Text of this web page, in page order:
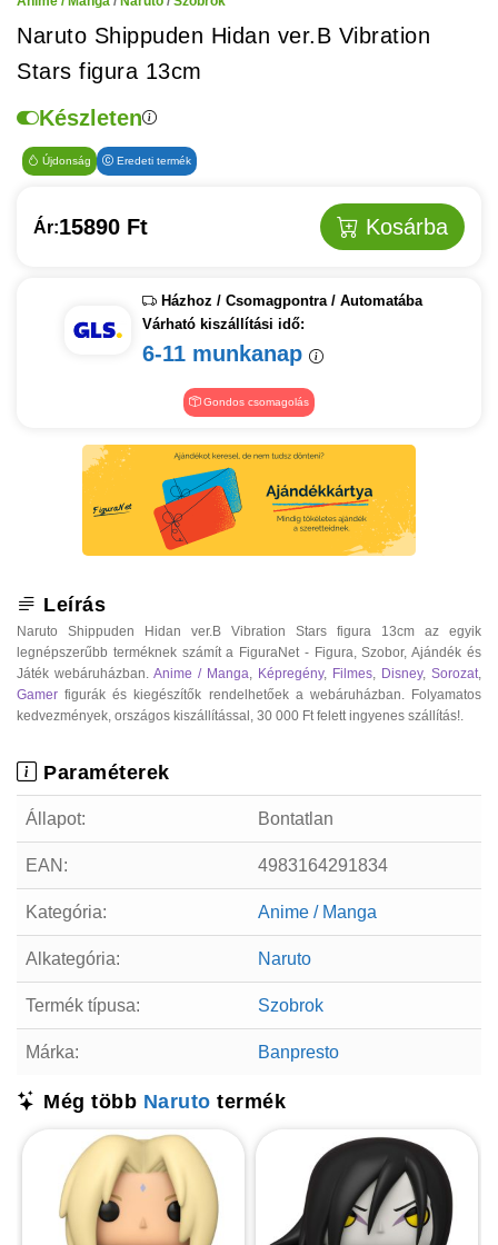
Naruto Shippuden Hidan ver.B Vibration
Stars figura 13cm
Készleten
Újdonság Eredeti termék
Ár:15890 Ft Kosárba
Házhoz / Csomagpontra / Automatába
Várható kiszállítási idő:
6-11 munkanap
Gondos csomagolás
Leírás
Naruto Shippuden Hidan ver.B Vibration Stars figura 13cm az egyik
legnépszerűbb terméknek számít a FiguraNet - Figura, Szobor, Ajándék és
Játék webáruházban. Anime / Manga, Képregény, Filmes, Disney, Sorozat,
Gamer figurák és kiegészítők rendelhetőek a webáruházban. Folyamatos
kedvezmények, országos kiszállítással, 30 000 Ft felett ingyenes szállítás!.
Paraméterek
Állapot: Bontatlan
EAN: 4983164291834
Kategória: Anime / Manga
Alkategória: Naruto
Termék típusa: Szobrok
Márka: Banpresto
Még több Naruto termék